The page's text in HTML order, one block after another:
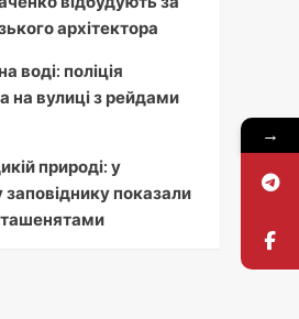
архітектора
воді: поліція
на вулиці з рейдами
природі: у
показали
→